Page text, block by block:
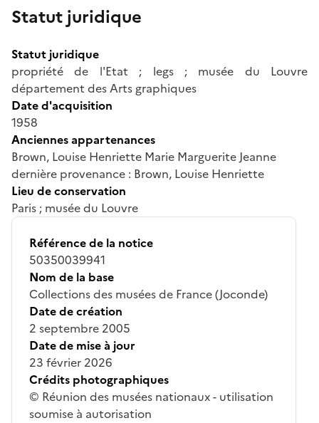
Statut juridique
Statut juridique
propriété de l'Etat ; legs ; musée du Louvre
département des Arts graphiques
Date d'acquisition
1958
Anciennes appartenances
Brown, Louise Henriette Marie Marguerite Jeanne
dernière provenance : Brown, Louise Henriette
Lieu de conservation
Paris ; musée du Louvre
Référence de la notice
50350039941
Nom de la base
Collections des musées de France (Joconde)
Date de création
2 septembre 2005
Date de mise à jour
23 février 2026
Crédits photographiques
© Réunion des musées nationaux - utilisation
soumise à autorisation